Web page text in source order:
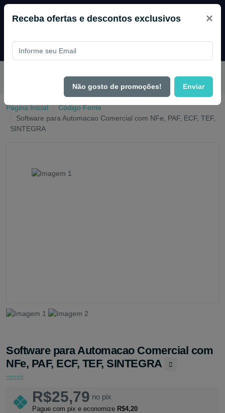
Agosto.
Página Inicial
Código Fonte
Software para Automacao Comercial com NFe, PAF, ECF, TEF,
SINTEGRA
Software para Automacao Comercial com
NFe, PAF, ECF, TEF, SINTEGRA
R$25,79 no pix
Pague com pix e economize R$4,20
Receba ofertas e descontos exclusivos ×
Não gosto de promoções! Enviar